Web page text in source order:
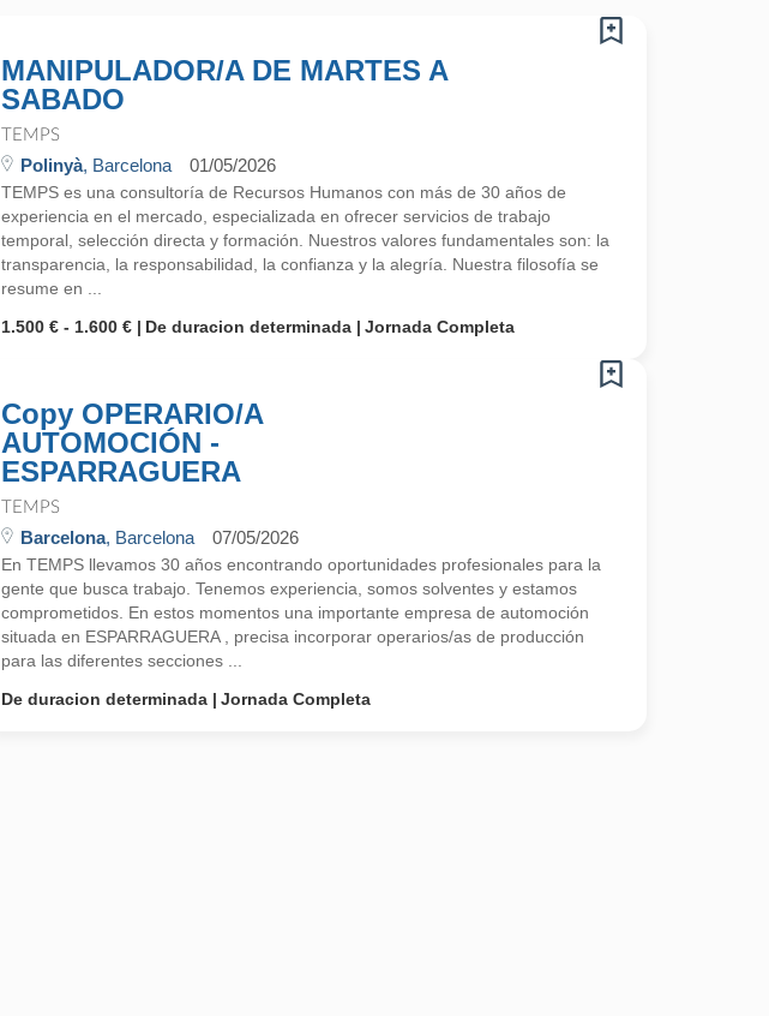
MANIPULADOR/A DE MARTES A
SABADO
TEMPS
Polinyà, Barcelona 01/05/2026
TEMPS es una consultoría de Recursos Humanos con más de 30 años de
experiencia en el mercado, especializada en ofrecer servicios de trabajo
temporal, selección directa y formación. Nuestros valores fundamentales son: la
transparencia, la responsabilidad, la confianza y la alegría. Nuestra filosofía se
resume en ...
1.500 € - 1.600 €
De duracion determinada Jornada Completa
Copy OPERARIO/A
AUTOMOCIÓN -
ESPARRAGUERA
TEMPS
Barcelona, Barcelona 07/05/2026
En TEMPS llevamos 30 años encontrando oportunidades profesionales para la
gente que busca trabajo. Tenemos experiencia, somos solventes y estamos
comprometidos. En estos momentos una importante empresa de automoción
situada en ESPARRAGUERA , precisa incorporar operarios/as de producción
para las diferentes secciones ...
De duracion determinada
Jornada Completa